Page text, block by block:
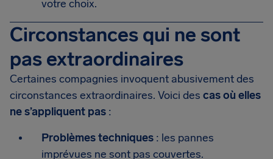
votre choix.
Circonstances qui ne sont
pas extraordinaires
Certaines compagnies invoquent abusivement des
circonstances extraordinaires. Voici des cas où elles
ne s’appliquent pas :
Problèmes techniques : les pannes
imprévues ne sont pas couvertes.